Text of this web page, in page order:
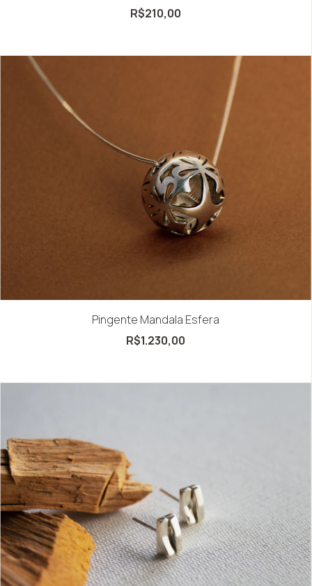
R$210,00
Pingente Mandala Esfera
R$1.230,00